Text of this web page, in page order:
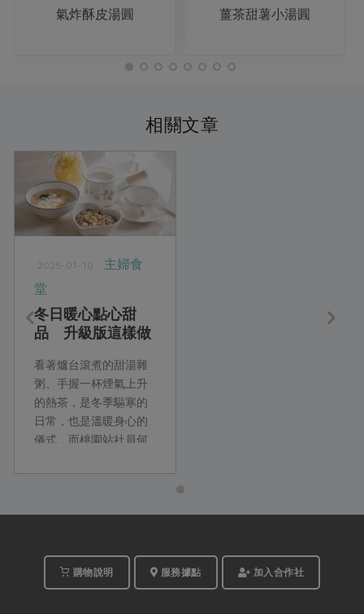
氣炸酥皮湯圓 薑茶甜薯小湯圓
相關文章
2025-01-10
主婦食
堂
冬日暖心點心甜
品 升級版這樣做
看著爐台滾煮的甜湯雜
粥、手握一杯煙氣上升
的熱茶，是冬季驅寒的
日常，也是溫暖身心的
儀式，而桃園站社員何
常見的冬季飲品甜湯，
季節盛產的鮮果、各式
氣的桂圓，在她們巧妙
地運用下，都成為風味
購物說明 服務據點 加入合作社